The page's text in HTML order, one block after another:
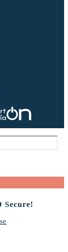
Secure!